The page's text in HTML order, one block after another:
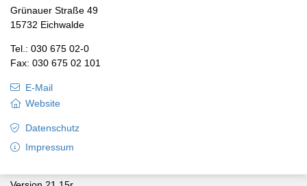
Grünauer Straße 49
15732 Eichwalde
Tel.: 030 675 02-0
Fax: 030 675 02 101
E-Mail
Website
Datenschutz
Impressum